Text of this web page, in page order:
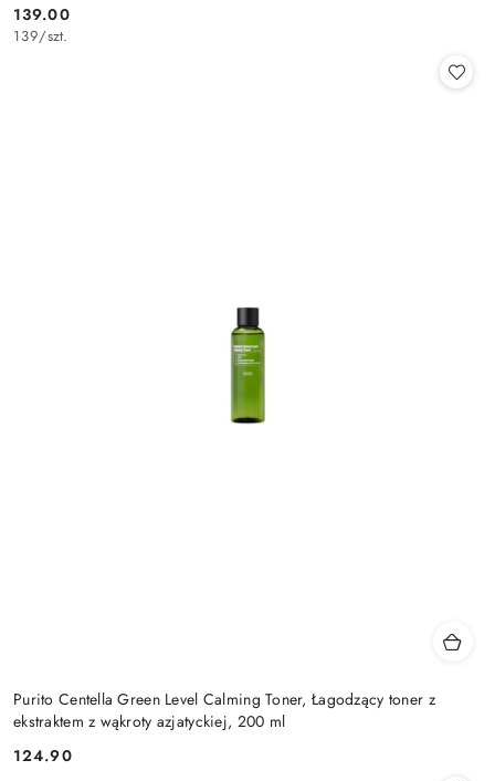
Cena:
139.00
139/szt.
Purito Centella Green Level Calming Toner, Łagodzący toner z
ekstraktem z wąkroty azjatyckiej, 200 ml
Cena:
124.90